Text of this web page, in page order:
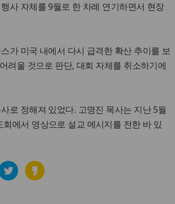
사 자체를 9월로 한 차례 연기하면서 현장
가 미국 내에서 다시 급격한 확산 추이를 보
려울 것으로 판단, 대회 자체를 취소하기에
로 정해져 있었다. 고명진 목사는 지난 5월
에서 영상으로 설교 메시지를 전한 바 있